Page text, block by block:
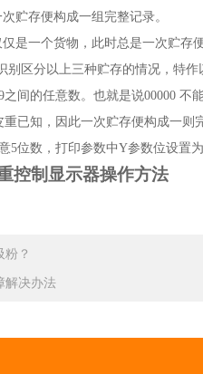
贮存便构成一组完整记录。
是一个货物，此时总是一次贮存
别区分以上三种贮存的情况，特作
间的任意数。也就是说00000
已知，因此一次贮存便构成一则
5位数，打印参数中Y参数位设置
控制显示器操作方法
？
解决办法